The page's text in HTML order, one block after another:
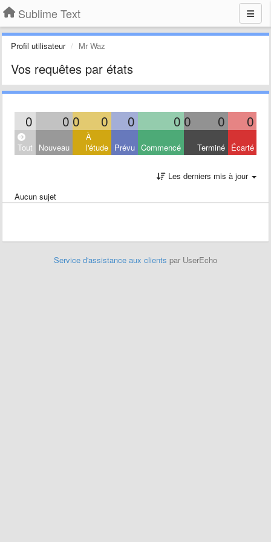
Sublime Text
Profil utilisateur Mr Waz
Vos requêtes par états
0 0 0 0 0 0 0 0 0
Tout Nouveau
À
l'étude Prévu Commencé Terminé Écarté
Les derniers mis à jour
Aucun sujet
Service d'assistance aux clients par UserEcho